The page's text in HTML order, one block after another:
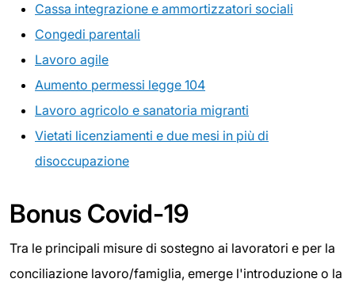
Cassa integrazione e ammortizzatori sociali
Congedi parentali
Lavoro agile
Aumento permessi legge 104
Lavoro agricolo e sanatoria migranti
Vietati licenziamenti e due mesi in più di
disoccupazione
Bonus Covid-19
Tra le principali misure di sostegno ai lavoratori e per la
conciliazione lavoro/famiglia, emerge l'introduzione o la